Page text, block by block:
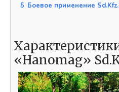
5 Боевое применение
«Hanomag»